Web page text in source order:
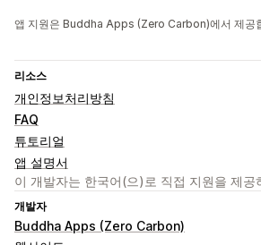
앱 지원은 Buddha Apps (Zero Carbon)에서 제공
리소스
개인정보처리방침
FAQ
튜토리얼
앱 설명서
이 개발자는 한국어(으)로 직접 지원을 제공
개발자
Buddha Apps (Zero Carbon)